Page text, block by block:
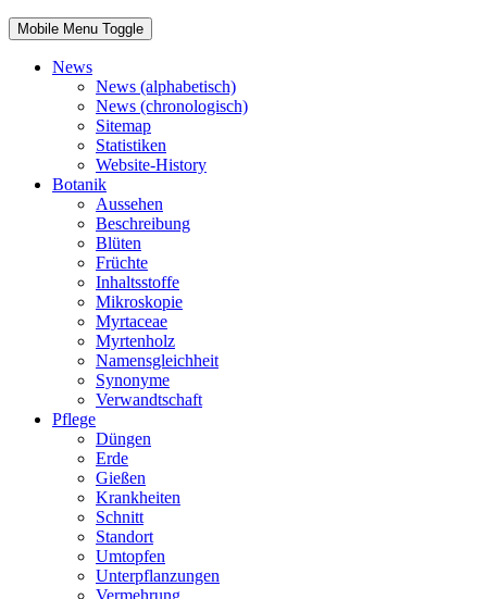
Mobile Menu Toggle
News
News (alphabetisch)
News (chronologisch)
Sitemap
Statistiken
Website-History
Botanik
Aussehen
Beschreibung
Blüten
Früchte
Inhaltsstoffe
Mikroskopie
Myrtaceae
Myrtenholz
Namensgleichheit
Synonyme
Verwandtschaft
Pflege
Düngen
Erde
Gießen
Krankheiten
Schnitt
Standort
Umtopfen
Unterpflanzungen
Vermehrung